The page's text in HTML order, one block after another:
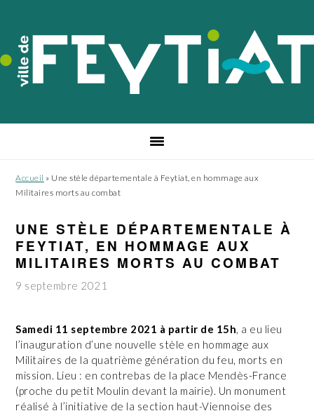
navigation
principale
contenu
principal
pied
de
page
Accueil » Une stèle départementale à Feytiat, en hommage aux
Militaires morts au combat
UNE STÈLE DÉPARTEMENTALE À
FEYTIAT, EN HOMMAGE AUX
MILITAIRES MORTS AU COMBAT
9 septembre 2021
Samedi 11 septembre 2021 à partir de 15h, a eu lieu
l’inauguration d’une nouvelle stèle en hommage aux
Militaires de la quatrième génération du feu, morts en
mission. Lieu : en contrebas de la place Mendès-France
(proche du petit Moulin devant la mairie). Un monument
réalisé à l’initiative de la section haut-Viennoise des